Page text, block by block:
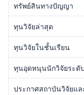
ทรัพย์สินทางปัญญา
ทุนวิจัยล่าสุด
ทุนวิจัยในชั้นเรียน
ทุนอุดหนุนนักวิจัยระ
ประกาศสถาบันวิจัยแ